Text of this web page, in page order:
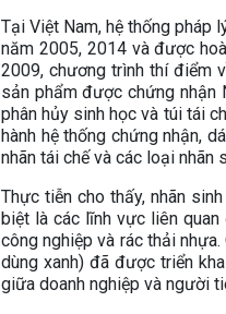
Tại Việt Nam, hệ thống pháp
năm 2005, 2014 và được
2009, chương trình thí điểm
sản phẩm được chứng nhận
phân hủy sinh học và túi tái
hành hệ thống chứng nhận,
nhãn tái chế và các loại nhãn
Thực tiễn cho thấy, nhãn
biệt là các lĩnh vực liên
công nghiệp và rác thải
dùng xanh) đã được triển
giữa doanh nghiệp và người